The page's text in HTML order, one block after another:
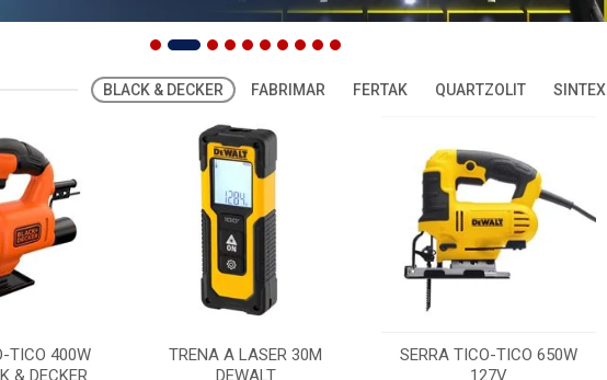
BLACK & DECKER FABRIMAR FERTAK QUARTZOLIT SINTEX
TICO 400W
& DECKER
TRENA A LASER 30M
DEWALT
SERRA TICO-TICO 650W
127V